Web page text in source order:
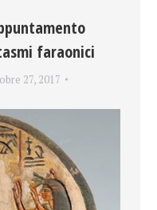
faraonici
27, 2017